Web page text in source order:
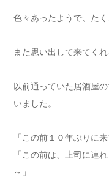
色々あったようで、た
また思い出して来てく
以前通っていた居酒屋
いました。
「この前１０年ぶりに
「この前は、上司に連
～」